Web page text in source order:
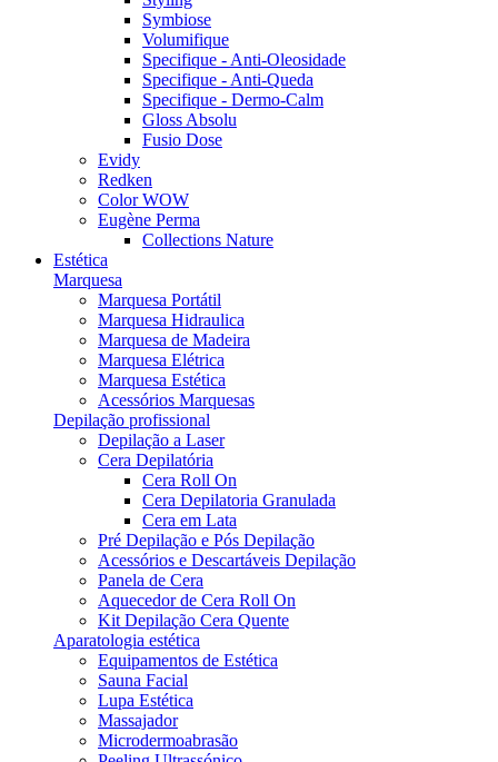
Symbiose
Volumifique
Specifique - Anti-Oleosidade
Specifique - Anti-Queda
Specifique - Dermo-Calm
Gloss Absolu
Fusio Dose
Evidy
Redken
Color WOW
Eugène Perma
Collections Nature
Estética
Marquesa
Marquesa Portátil
Marquesa Hidraulica
Marquesa de Madeira
Marquesa Elétrica
Marquesa Estética
Acessórios Marquesas
Depilação profissional
Depilação a Laser
Cera Depilatória
Cera Roll On
Cera Depilatoria Granulada
Cera em Lata
Pré Depilação e Pós Depilação
Acessórios e Descartáveis Depilação
Panela de Cera
Aquecedor de Cera Roll On
Kit Depilação Cera Quente
Aparatologia estética
Equipamentos de Estética
Sauna Facial
Lupa Estética
Massajador
Microdermoabrasão